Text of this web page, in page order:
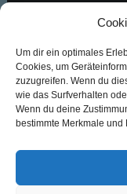
Um dir ein optimales
Cookies, um
zuzugreifen. Wenn du
wie das Surfverhalten
Wenn du deine
bestimmte Merkmale
Customers
Follow